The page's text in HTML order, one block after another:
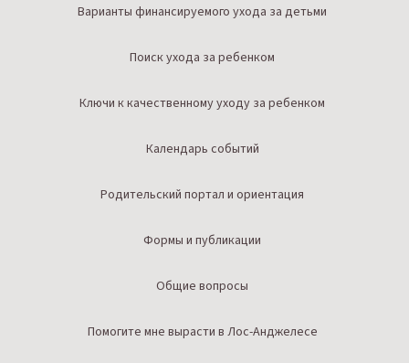
Варианты финансируемого ухода за детьми
Поиск ухода за ребенком
Ключи к качественному уходу за ребенком
Календарь событий
Родительский портал и ориентация
Формы и публикации
Общие вопросы
Помогите мне вырасти в Лос-Анджелесе